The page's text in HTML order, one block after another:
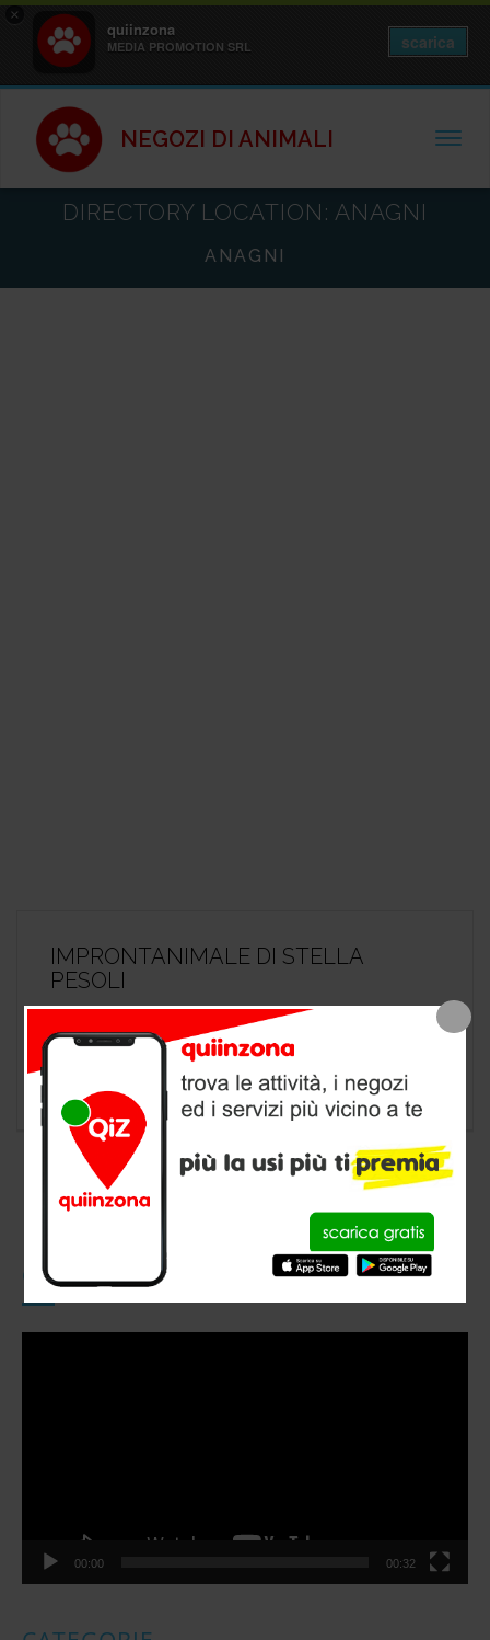
×
quiinzona
MEDIA PROMOTION SRL scarica
NEGOZI DI ANIMALI
DIRECTORY LOCATION: ANAGNI
ANAGNI
IMPRONTANIMALE DI STELLA
PESOLI
negozio animali a Anagni, provincia di
CONOSCI QUIINZONA?
00:00 00:32